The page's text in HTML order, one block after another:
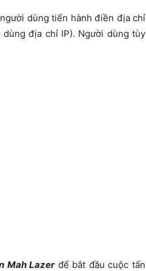
dùng tiến hành điền địa chỉ
địa chỉ IP). Người dùng tùy
Mah Lazerđể bắt đầu cuộc tấn